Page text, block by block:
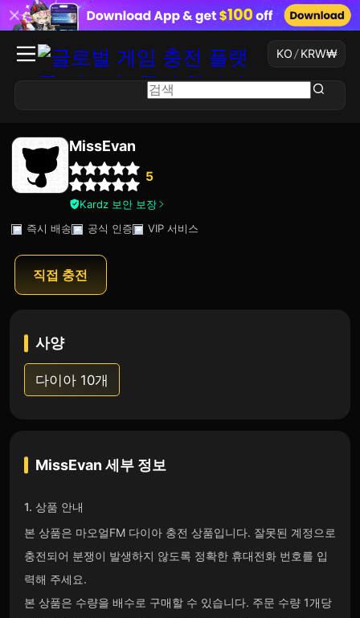
KO/ KRW₩
MissEvan
5
Kardz 보안 보장
즉시 배송
공식 인증 VIP 서비스
직접 충전
사양
다이아 10개
MissEvan 세부 정보
1. 상품 안내
본 상품은 마오얼FM 다이아 충전 상품입니다. 잘못된 계정으로
충전되어 분쟁이 발생하지 않도록 정확한 휴대전화 번호를 입
력해 주세요.
본 상품은 수량을 배수로 구매할 수 있습니다. 주문 수량 1개당